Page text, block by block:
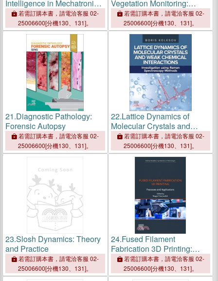
Intelligence in Mechatronics:
Solving Real-World
Problems in Electronic
Systems Design
若需訂購本書，請電洽客服 02-
25006600[分機130、131]。
Vegetation Monitoring:
Technologies, Applications
and Models
若需訂購本書，請電洽客服 02-
25006600[分機130、131]。
21.Diagnostic Pathology:
Forensic Autopsy
若需訂購本書，請電洽客服 02-
25006600[分機130、131]。
22.Lattice Dynamics of
Molecular Crystals and
Weak Chemical Interactions:
Investigation Using Raman
Spectroscopy Methods
若需訂購本書，請電洽客服 02-
25006600[分機130、131]。
23.Slosh Dynamics: Theory
and Practice
若需訂購本書，請電洽客服 02-
25006600[分機130、131]。
24.Fused Filament
Fabrication 3D Printing:
Processes and Applications
若需訂購本書，請電洽客服 02-
25006600[分機130、131]。